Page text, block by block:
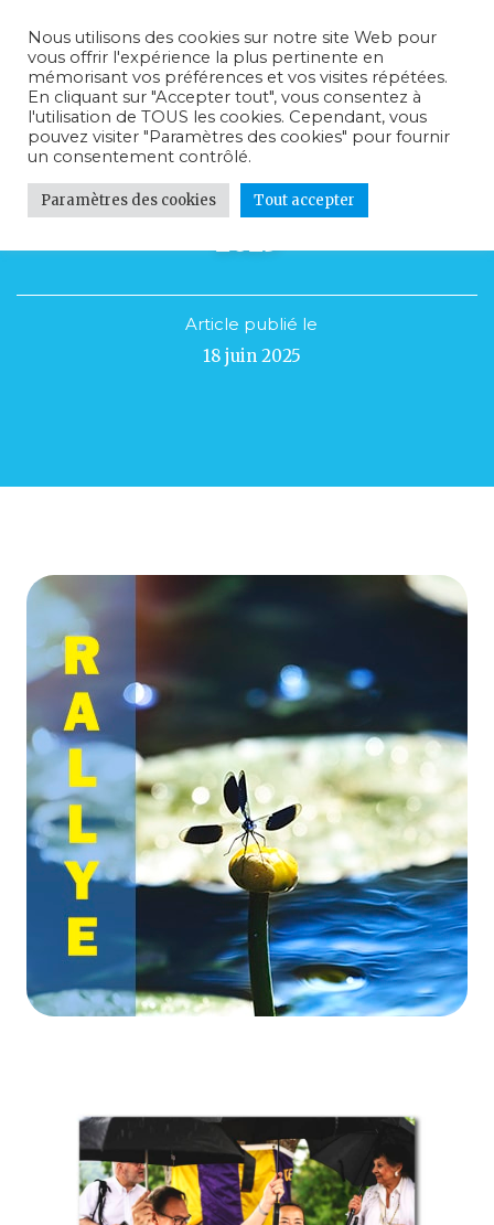
RALLYE DÉCOUVERTE – JUIN
2025
Article publié le
18 juin 2025
Nous utilisons des cookies sur notre site Web pour
vous offrir l'expérience la plus pertinente en
mémorisant vos préférences et vos visites répétées.
En cliquant sur "Accepter tout", vous consentez à
l'utilisation de TOUS les cookies. Cependant, vous
pouvez visiter "Paramètres des cookies" pour fournir
un consentement contrôlé.
Paramètres des cookies Tout accepter